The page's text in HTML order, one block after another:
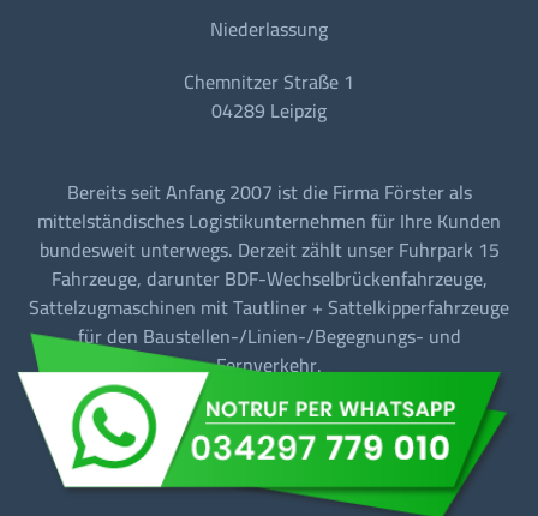
Niederlassung
Chemnitzer Straße 1
04289 Leipzig
Bereits seit Anfang 2007 ist die Firma Förster als
mittelständisches Logistikunternehmen für Ihre Kunden
bundesweit unterwegs. Derzeit zählt unser Fuhrpark 15
Fahrzeuge, darunter BDF-Wechselbrückenfahrzeuge,
Sattelzugmaschinen mit Tautliner + Sattelkipperfahrzeuge
für den Baustellen-/Linien-/Begegnungs- und
Fernverkehr.
Barrierefreiheit Datenschutz Impressum